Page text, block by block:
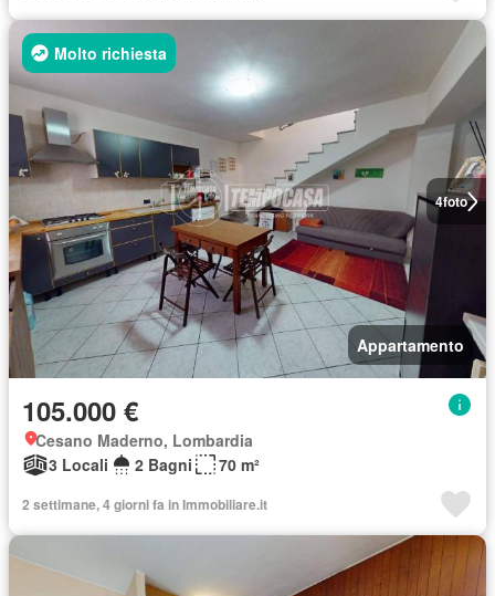
4foto
Molto richiesta
Appartamento
105.000 €
Cesano Maderno, Lombardia
3 Locali
2 Bagni 70 m²
2 settimane, 4 giorni fa in Immobiliare.it